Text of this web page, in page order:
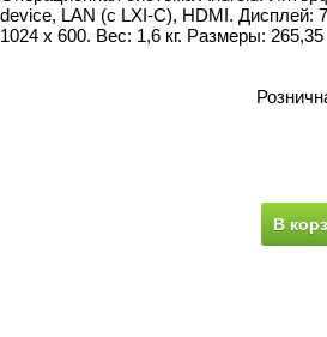
device, LAN (c LXI-C), HDMI. Дисплей:
1024 х 600. Вес: 1,6 кг. Размеры:
В